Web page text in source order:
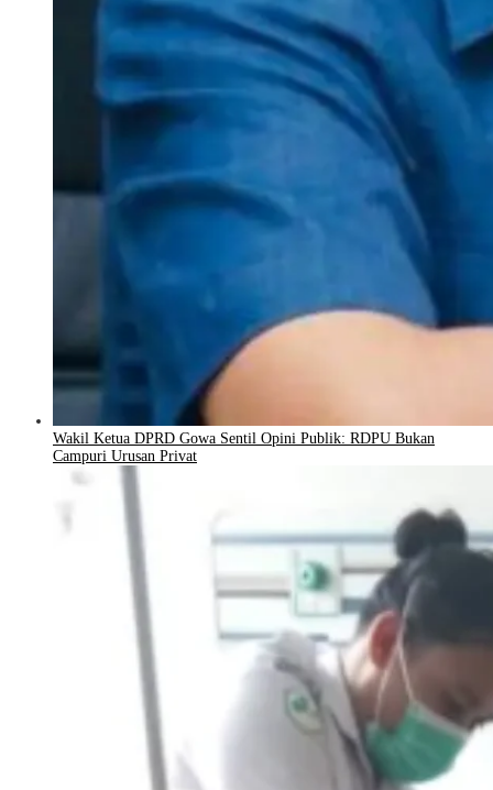
Wakil Ketua DPRD Gowa Sentil Opini Publik: RDPU Bukan
Campuri Urusan Privat